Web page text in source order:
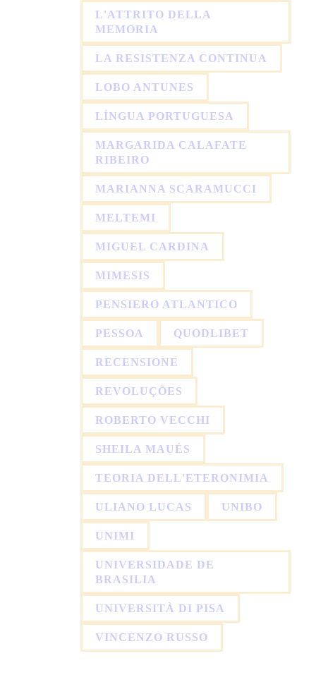
L'ATTRITO DELLA
MEMORIA
LA RESISTENZA CONTINUA
LOBO ANTUNES
LÍNGUA PORTUGUESA
MARGARIDA CALAFATE
RIBEIRO
MARIANNA SCARAMUCCI
MELTEMI
MIGUEL CARDINA
MIMESIS
PENSIERO ATLANTICO
PESSOA QUODLIBET
RECENSIONE
REVOLUÇÕES
ROBERTO VECCHI
SHEILA MAUÉS
TEORIA DELL'ETERONIMIA
ULIANO LUCAS UNIBO
UNIMI
UNIVERSIDADE DE
BRASILIA
UNIVERSITÀ DI PISA
VINCENZO RUSSO